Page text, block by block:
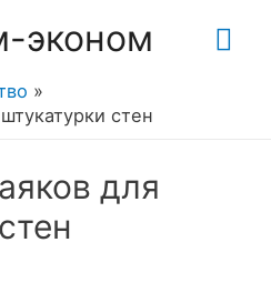
эконом
стен
для